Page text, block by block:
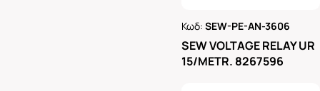
Κωδ:SEW-PE-AN-3606
SEW VOLTAGE RELAY UR
15/METR. 8267596